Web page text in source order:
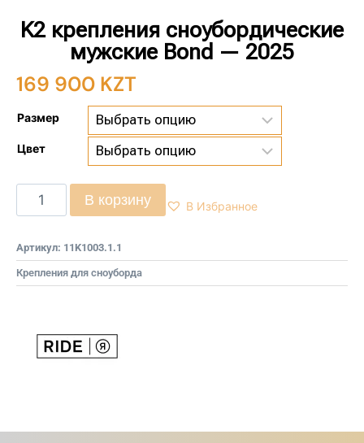
K2 крепления сноубордические
мужские Bond — 2025
169 900 KZT
Размер
Цвет
В корзину В Избранное
Артикул: 11K1003.1.1
Крепления для сноуборда